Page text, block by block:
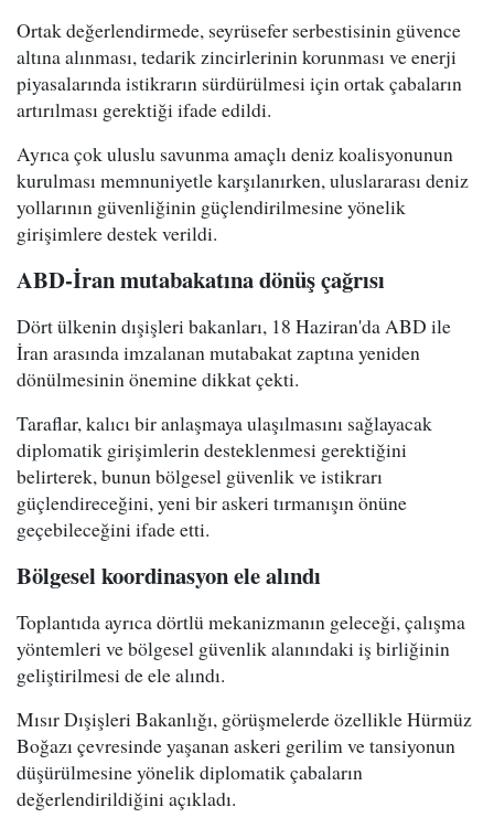
Ortak değerlendirmede, seyrüsefer serbestisinin güvence
altına alınması, tedarik zincirlerinin korunması ve enerji
piyasalarında istikrarın sürdürülmesi için ortak çabaların
artırılması gerektiği ifade edildi.
Ayrıca çok uluslu savunma amaçlı deniz koalisyonunun
kurulması memnuniyetle karşılanırken, uluslararası deniz
yollarının güvenliğinin güçlendirilmesine yönelik
girişimlere destek verildi.
ABD-İran mutabakatına dönüş çağrısı
Dört ülkenin dışişleri bakanları, 18 Haziran'da ABD ile
İran arasında imzalanan mutabakat zaptına yeniden
dönülmesinin önemine dikkat çekti.
Taraflar, kalıcı bir anlaşmaya ulaşılmasını sağlayacak
diplomatik girişimlerin desteklenmesi gerektiğini
belirterek, bunun bölgesel güvenlik ve istikrarı
güçlendireceğini, yeni bir askeri tırmanışın önüne
geçebileceğini ifade etti.
Bölgesel koordinasyon ele alındı
Toplantıda ayrıca dörtlü mekanizmanın geleceği, çalışma
yöntemleri ve bölgesel güvenlik alanındaki iş birliğinin
geliştirilmesi de ele alındı.
Mısır Dışişleri Bakanlığı, görüşmelerde özellikle Hürmüz
Boğazı çevresinde yaşanan askeri gerilim ve tansiyonun
düşürülmesine yönelik diplomatik çabaların
değerlendirildiğini açıkladı.